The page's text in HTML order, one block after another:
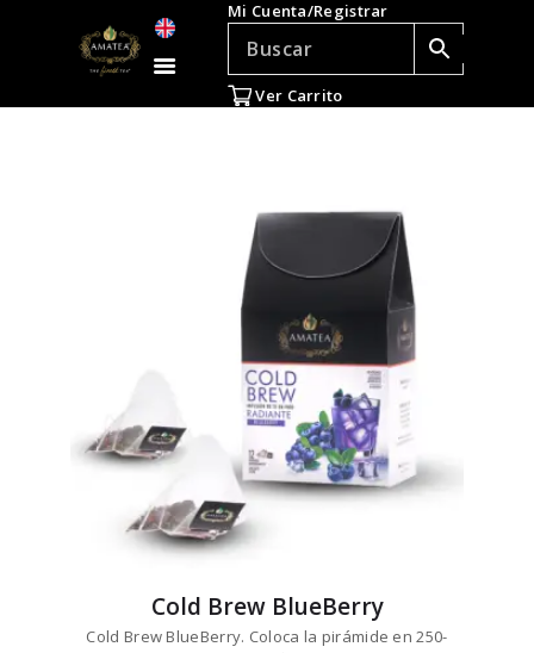
Mi Cuenta/Registrar
Ver Carrito
TÉ E INFUSIONES
ACCESORIOS
REGALOS
VENTAS AL POR
Cold Brew BlueBerry
Cold Brew BlueBerry. Coloca la pirámide en 250-